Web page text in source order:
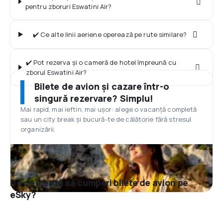
pentru zboruri Eswatini Air?
✔️ Ce alte linii aeriene operează pe rute similare?
✔️ Pot rezerva și o cameră de hotel împreună cu
zborul Eswatini Air?
Bilete de avion și cazare într-o
singură rezervare? Simplu!
Mai rapid, mai ieftin, mai ușor: alege o vacanță completă
sau un city break și bucură-te de călătorie fără stresul
organizării.
De ce merită să cumperi bilete de avion pe
eSky?